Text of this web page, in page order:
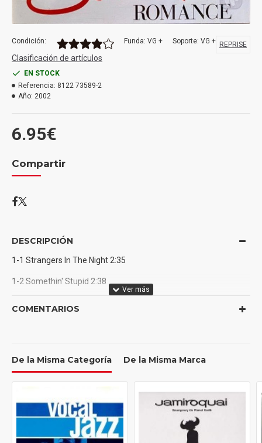
6.95€
Condición: Funda: VG + Soporte: VG +
Clasificación de artículos
EN STOCK
Referencia: 8122 73589-2
Año: 2002
REPRISE
Compartir
DESCRIPCIÓN
1-1 Strangers In The Night 2:35
1-2 Somethin' Stupid 2:38
1-6 Night And Day 3:39
1-8 I Get A Kick Out Of You 3:14
1-9 Moon River 3:18
COMENTARIOS
De la Misma Categoría De la Misma Marca